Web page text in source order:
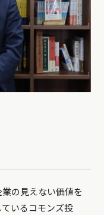
の見えない価値を
いるコモンズ投